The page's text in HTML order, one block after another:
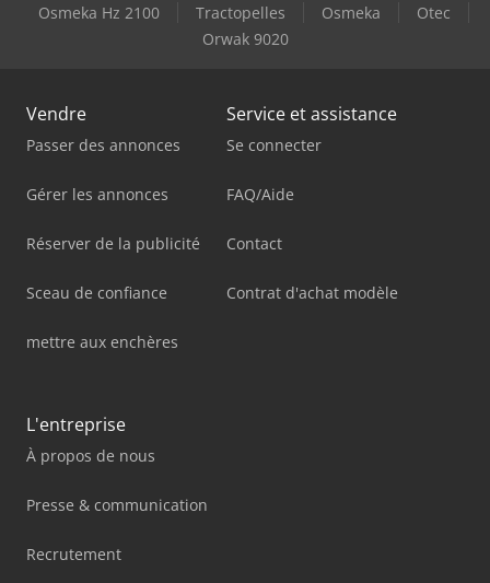
Osmeka Hz 2100
Tractopelles Osmeka
Otec
Orwak 9020
Vendre
Passer des annonces
Gérer les annonces
Réserver de la publicité
Sceau de confiance
mettre aux enchères
Service et assistance
Se connecter
FAQ/Aide
Contact
Contrat d'achat modèle
L'entreprise
À propos de nous
Presse & communication
Recrutement